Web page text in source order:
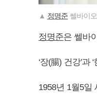
▲ 정명준 쎌바이
정명준은 쎌바
‘장(腸) 건강’
1958년 1월5일